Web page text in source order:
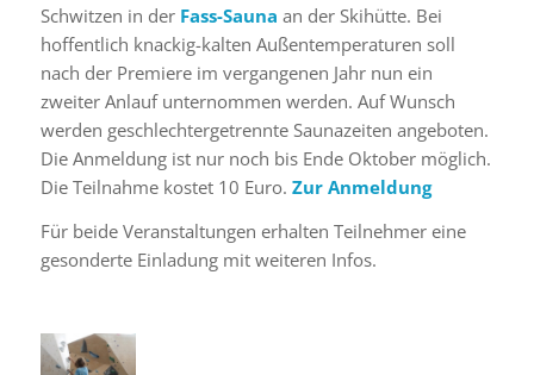
Schwitzen in der Fass-Sauna an der Skihütte. Bei
hoffentlich knackig-kalten Außentemperaturen soll
nach der Premiere im vergangenen Jahr nun ein
zweiter Anlauf unternommen werden. Auf Wunsch
werden geschlechtergetrennte Saunazeiten angeboten.
Die Anmeldung ist nur noch bis Ende Oktober möglich.
Die Teilnahme kostet 10 Euro. Zur Anmeldung
Für beide Veranstaltungen erhalten Teilnehmer eine
gesonderte Einladung mit weiteren Infos.